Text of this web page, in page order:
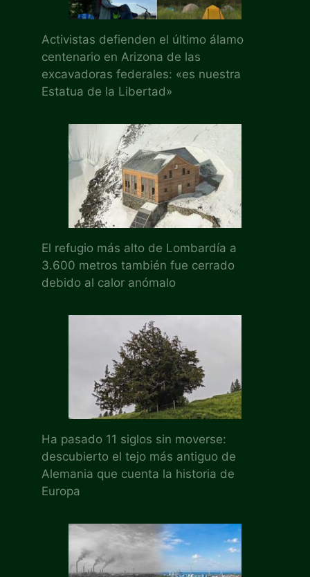
Activistas defienden el último álamo
centenario en Arizona de las
excavadoras federales: «es nuestra
Estatua de la Libertad»
El refugio más alto de Lombardía a
3.600 metros también fue cerrado
debido al calor anómalo
Ha pasado 11 siglos sin moverse:
descubierto el tejo más antiguo de
Alemania que cuenta la historia de
Europa